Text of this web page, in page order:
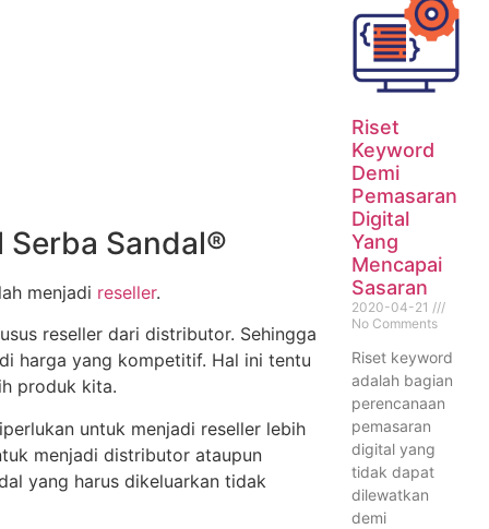
Serba Sandal®
menjadi reseller.
reseller dari distributor. Sehingga
harga yang kompetitif. Hal ini tentu
produk kita.
untuk menjadi reseller lebih
menjadi distributor ataupun
yang harus dikeluarkan tidak
Riset
Keyword
Demi
Pemasaran
Digital
Yang
Mencapai
Sasaran
2020-04-21
No Comments
Riset keyword
adalah bagian
perencanaan
pemasaran
digital yang
tidak dapat
dilewatkan
demi